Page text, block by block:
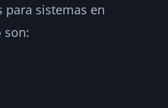
para sistemas en
son: